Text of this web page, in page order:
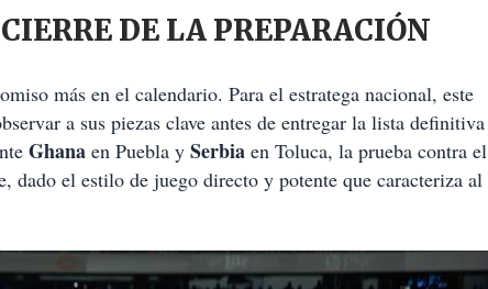
DE LA PREPARACIÓN
más en el calendario. Para el estratega nacional, este
a sus piezas clave antes de entregar la lista definitiva
Ghana en Puebla y Serbia en Toluca, la prueba contra el
el estilo de juego directo y potente que caracteriza al